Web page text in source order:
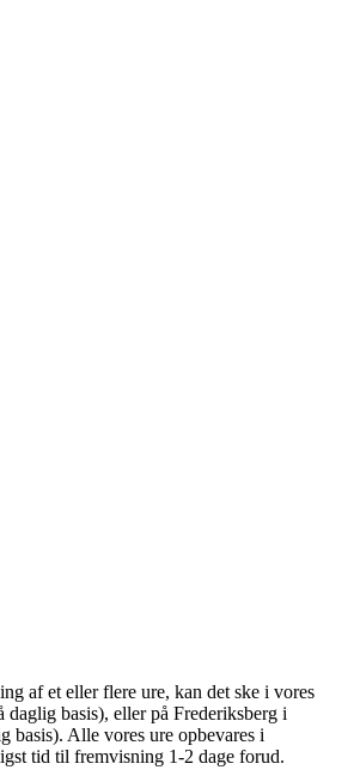
af et eller flere ure, kan det ske i vores
basis), eller på Frederiksberg i
basis). Alle vores ure opbevares i
tid til fremvisning 1-2 dage forud.